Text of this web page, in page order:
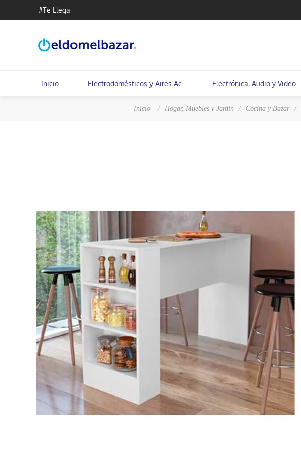
#Te Llega
Inicio Electrodomésticos y Aires Ac. Electrónica, Audio y Video
Inicio / Hogar, Muebles y Jardín / Cocina y Bazar /